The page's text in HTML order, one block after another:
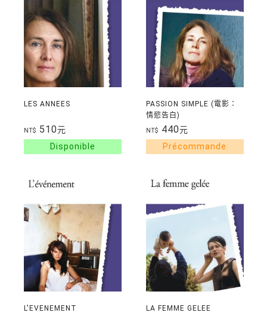
LES ANNEES
NT$ 510元
PASSION SIMPLE (電影：
情慾告白)
NT$ 440元
L'EVENEMENT LA FEMME GELEE